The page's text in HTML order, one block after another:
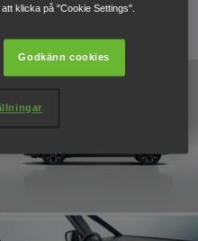
klicka på "Cookie Settings".
Godkänn cookies